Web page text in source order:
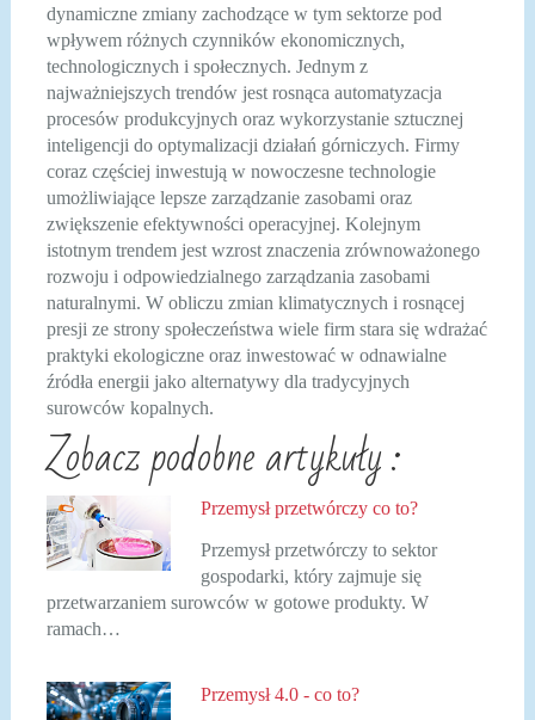
dynamiczne zmiany zachodzące w tym sektorze pod
wpływem różnych czynników ekonomicznych,
technologicznych i społecznych. Jednym z
najważniejszych trendów jest rosnąca automatyzacja
procesów produkcyjnych oraz wykorzystanie sztucznej
inteligencji do optymalizacji działań górniczych. Firmy
coraz częściej inwestują w nowoczesne technologie
umożliwiające lepsze zarządzanie zasobami oraz
zwiększenie efektywności operacyjnej. Kolejnym
istotnym trendem jest wzrost znaczenia zrównoważonego
rozwoju i odpowiedzialnego zarządzania zasobami
naturalnymi. W obliczu zmian klimatycznych i rosnącej
presji ze strony społeczeństwa wiele firm stara się wdrażać
praktyki ekologiczne oraz inwestować w odnawialne
źródła energii jako alternatywy dla tradycyjnych
surowców kopalnych.
Zobacz podobne artykuły :
Przemysł przetwórczy co to?
Przemysł przetwórczy to sektor
gospodarki, który zajmuje się
przetwarzaniem surowców w gotowe produkty. W
ramach…
Przemysł 4.0 - co to?